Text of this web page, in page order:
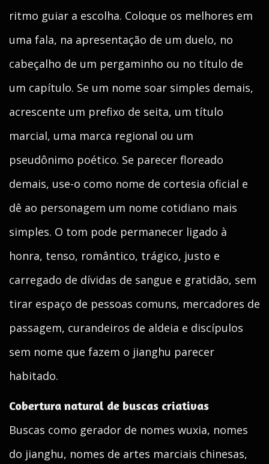
ritmo guiar a escolha. Coloque os melhores em
uma fala, na apresentação de um duelo, no
cabeçalho de um pergaminho ou no título de
um capítulo. Se um nome soar simples demais,
acrescente um prefixo de seita, um título
marcial, uma marca regional ou um
pseudônimo poético. Se parecer floreado
demais, use-o como nome de cortesia oficial e
dê ao personagem um nome cotidiano mais
simples. O tom pode permanecer ligado à
honra, tenso, romântico, trágico, justo e
carregado de dívidas de sangue e gratidão, sem
tirar espaço de pessoas comuns, mercadores de
passagem, curandeiros de aldeia e discípulos
sem nome que fazem o jianghu parecer
habitado.
Cobertura natural de buscas criativas
Buscas como gerador de nomes wuxia, nomes
do jianghu, nomes de artes marciais chinesas,